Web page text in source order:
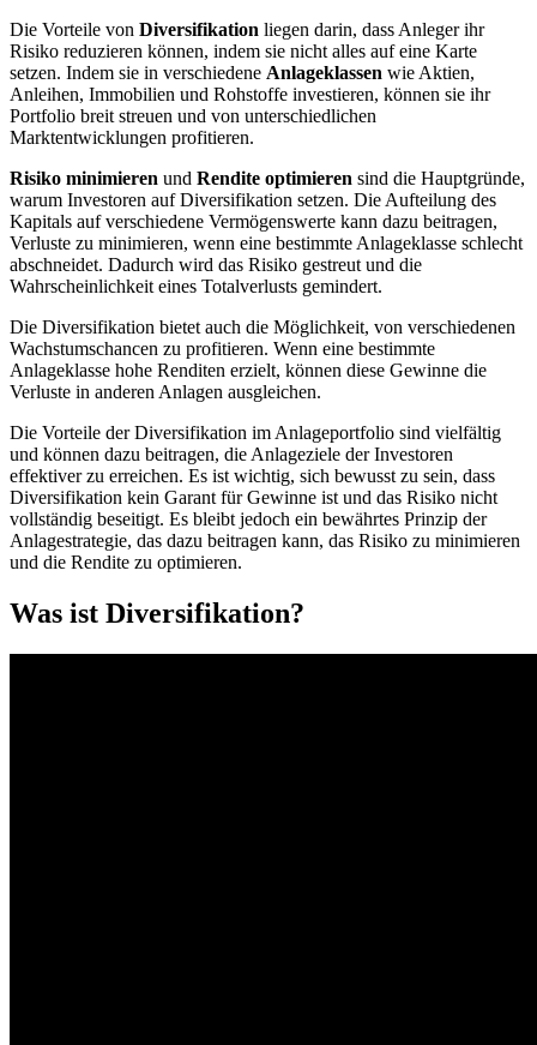
Die Vorteile von Diversifikation liegen darin, dass Anleger ihr
Risiko reduzieren können, indem sie nicht alles auf eine Karte
setzen. Indem sie in verschiedene Anlageklassen wie Aktien,
Anleihen, Immobilien und Rohstoffe investieren, können sie ihr
Portfolio breit streuen und von unterschiedlichen
Marktentwicklungen profitieren.
Risiko minimieren und Rendite optimieren sind die Hauptgründe,
warum Investoren auf Diversifikation setzen. Die Aufteilung des
Kapitals auf verschiedene Vermögenswerte kann dazu beitragen,
Verluste zu minimieren, wenn eine bestimmte Anlageklasse schlecht
abschneidet. Dadurch wird das Risiko gestreut und die
Wahrscheinlichkeit eines Totalverlusts gemindert.
Die Diversifikation bietet auch die Möglichkeit, von verschiedenen
Wachstumschancen zu profitieren. Wenn eine bestimmte
Anlageklasse hohe Renditen erzielt, können diese Gewinne die
Verluste in anderen Anlagen ausgleichen.
Die Vorteile der Diversifikation im Anlageportfolio sind vielfältig
und können dazu beitragen, die Anlageziele der Investoren
effektiver zu erreichen. Es ist wichtig, sich bewusst zu sein, dass
Diversifikation kein Garant für Gewinne ist und das Risiko nicht
vollständig beseitigt. Es bleibt jedoch ein bewährtes Prinzip der
Anlagestrategie, das dazu beitragen kann, das Risiko zu minimieren
und die Rendite zu optimieren.
Was ist Diversifikation?